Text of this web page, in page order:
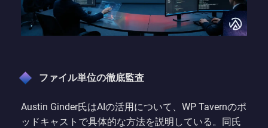
ファイル単位の徹底監査
Austin Ginder氏はAIの活用について、WP Tavernのポ
ッドキャストで具体的な方法を説明している。同氏